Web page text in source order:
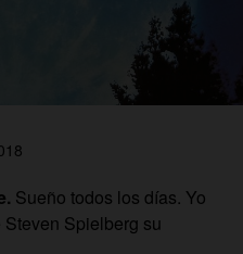
Sueño todos los días. Yo
Steven Spielberg su